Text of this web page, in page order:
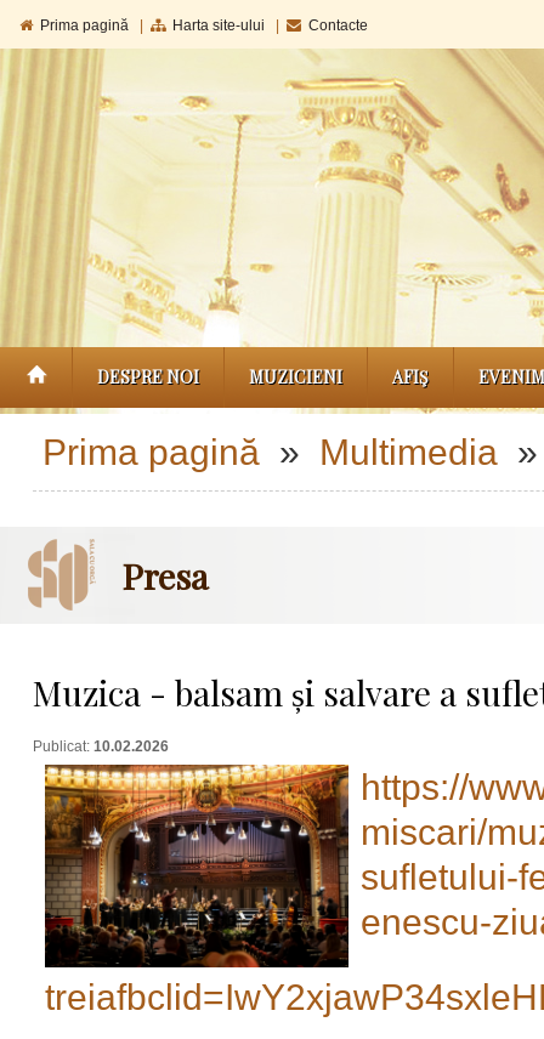
Prima pagină Harta site-ului Contacte
DESPRE NOI MUZICIENI AFIŞ
Prima pagină » Multimedia
Presa
Muzica - balsam și salvare a
Publicat: 10.02.2026
https://
miscari/
sufletului-
enescu-